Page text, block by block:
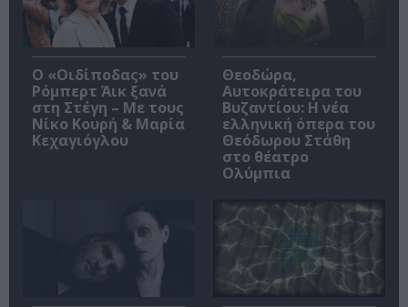
O «Οιδίποδας» του
Ρόμπερτ Άικ ξανά
στη Στέγη – Με τους
Νίκο Κουρή & Μαρία
Κεχαγιόγλου
Θεοδώρα,
Αυτοκράτειρα του
Βυζαντίου: Η νέα
ελληνική όπερα του
Θεόδωρου Στάθη
στο θέατρο
Ολύμπια